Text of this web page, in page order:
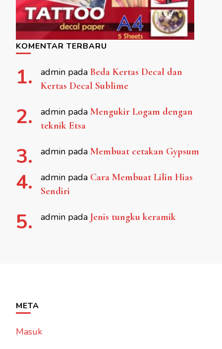
KOMENTAR TERBARU
admin pada Beda Kertas Decal dan
Kertas Decal Sublime
admin pada Mengukir Logam dengan
teknik Etsa
admin pada Membuat cetakan Gypsum
admin pada Cara Membuat Lilin Hias
Sendiri
admin pada Jenis tungku keramik
META
Masuk